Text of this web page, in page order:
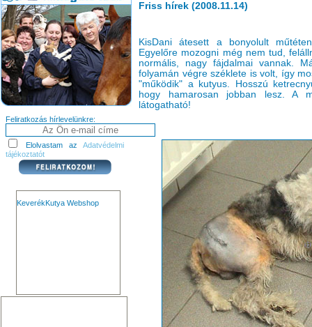
Feliratkozás hírlevelünkre:
Elolvastam az Adatvédelmi
tájékoztatót
KeverékKutya Webshop
Friss hírek (2008.11.14)
KisDani átesett a bonyolult
Egyelőre mozogni még nem tud,
normális, nagy fájdalmai vannak.
folyamán végre széklete is volt, így
"működik" a kutyus. Hosszú
hogy hamarosan jobban lesz. A
látogatható!